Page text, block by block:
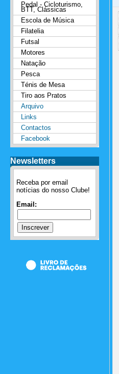
Pedal - Cicloturismo,
BTT, Clássicas
Escola de Música
Filatelia
Futsal
Motores
Natação
Pesca
Ténis de Mesa
Tiro aos Pratos
Arquivo
Links
Contactos
Facebook
Newsletters
Receba por email
notícias do nosso Clube!
Email: